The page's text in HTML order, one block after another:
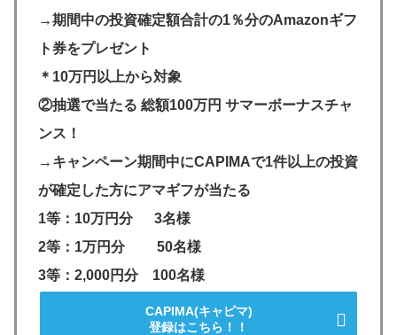
→期間中の投資確定額合計の1％分のAmazonギフ
ト券をプレゼント
＊10万円以上から対象
②抽選で当たる 総額100万円 サマーボーナスチャ
ンス！
→キャンペーン期間中にCAPIMAで1件以上の投資
が確定した方にアマギフが当たる
1等：10万円分 3名様
2等：1万円分 50名様
3等：2,000円分 100名様
CAPIMA(キャピマ)
登録はこちら！！